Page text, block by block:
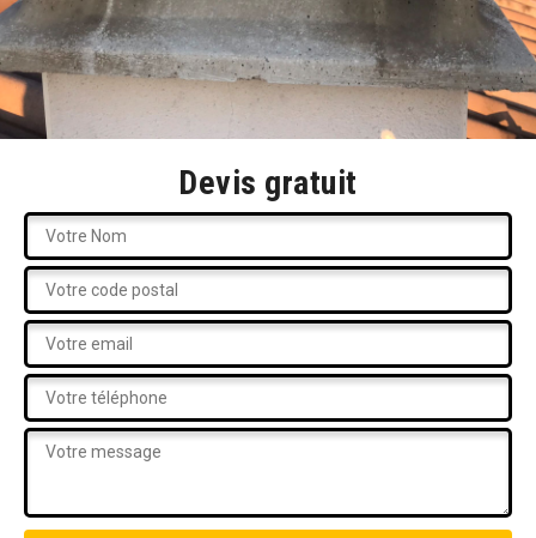
Devis gratuit